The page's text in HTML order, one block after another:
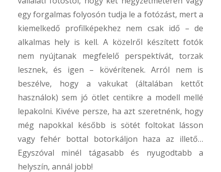
egy forgalmas folyosón tudja le a fotózást, mert a
kiemelkedő profilképekhez nem csak idő – de
alkalmas hely is kell. A közelről készített fotók
nem nyújtanak megfelelő perspektívát, torzak
lesznek, és igen – kövérítenek. Arról nem is
beszélve, hogy a vakukat (általában kettőt
használok) sem jó ötlet centikre a modell mellé
lepakolni. Kivéve persze, ha azt szeretnénk, hogy
még napokkal később is sötét foltokat lásson
vagy fehér bottal botorkáljon haza az illető…
Egyszóval minél tágasabb és nyugodtabb a
helyszín, annál jobb!